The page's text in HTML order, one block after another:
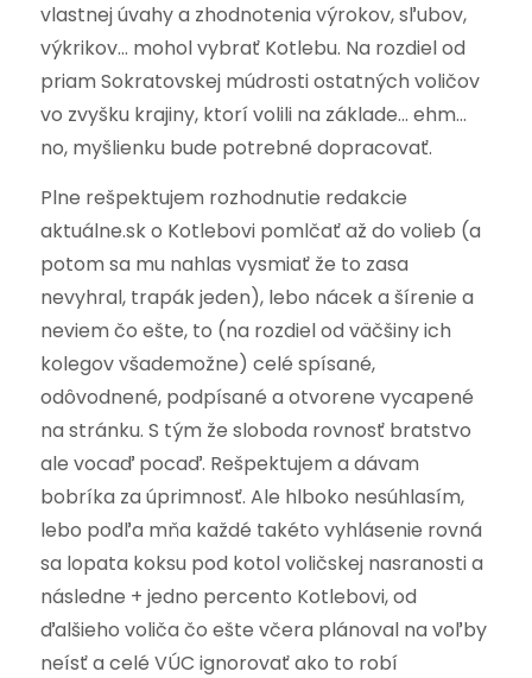
vlastnej úvahy a zhodnotenia výrokov, sľubov,
výkrikov… mohol vybrať Kotlebu. Na rozdiel od
priam Sokratovskej múdrosti ostatných voličov
vo zvyšku krajiny, ktorí volili na základe… ehm…
no, myšlienku bude potrebné dopracovať.
Plne rešpektujem rozhodnutie redakcie
aktuálne.sk o Kotlebovi pomlčať až do volieb (a
potom sa mu nahlas vysmiať že to zasa
nevyhral, trapák jeden), lebo nácek a šírenie a
neviem čo ešte, to (na rozdiel od väčšiny ich
kolegov všademožne) celé spísané,
odôvodnené, podpísané a otvorene vycapené
na stránku. S tým že sloboda rovnosť bratstvo
ale vocaď pocaď. Rešpektujem a dávam
bobríka za úprimnosť. Ale hlboko nesúhlasím,
lebo podľa mňa každé takéto vyhlásenie rovná
sa lopata koksu pod kotol voličskej nasranosti a
následne + jedno percento Kotlebovi, od
ďalšieho voliča čo ešte včera plánoval na voľby
neísť a celé VÚC ignorovať ako to robí